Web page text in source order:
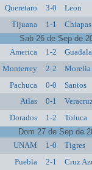
Queretaro
3-0 Leon
Tijuana
1-1
Sab 26 de Sep de
America
1-2
Monterrey
2-2 Morelia
Pachuca
0-0 Santos
Atlas
0-1
Dorados
1-2 Toluca
Dom 27 de Sep de
UNAM
1-0 Tigres
Puebla
2-1 Cruz